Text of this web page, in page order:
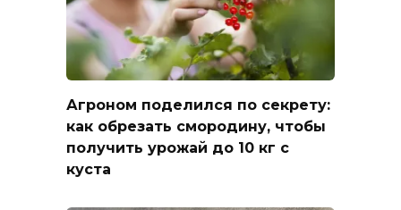
Агроном поделился по секрету:
как обрезать смородину, чтобы
получить урожай до 10 кг с
куста